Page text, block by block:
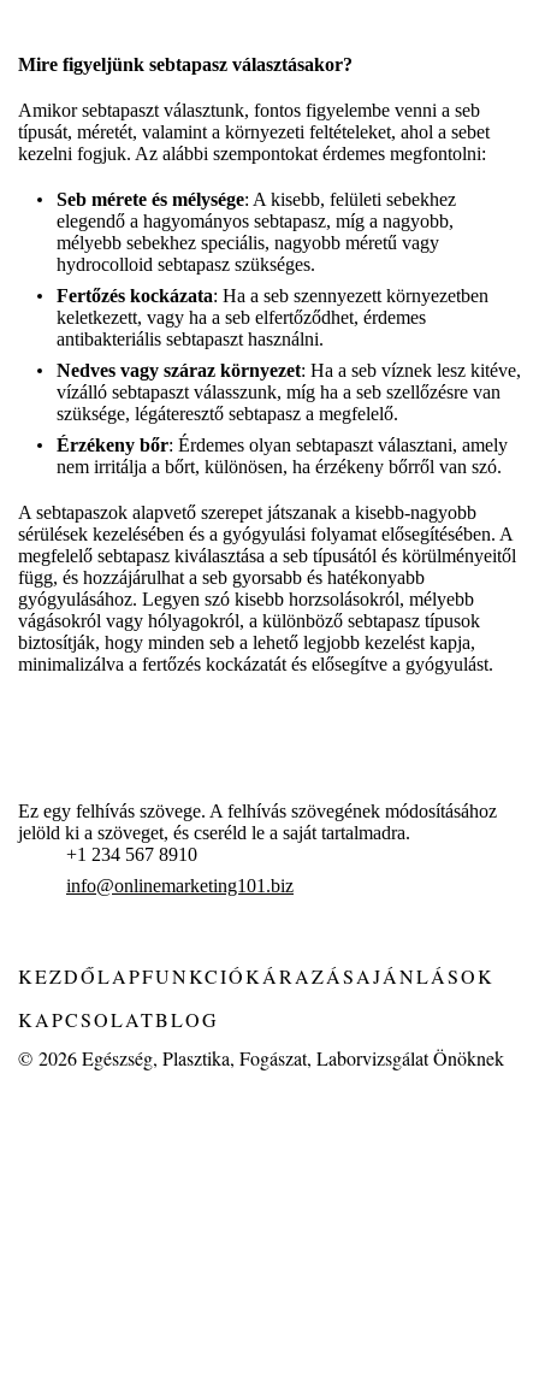
Mire figyeljünk sebtapasz választásakor?
Amikor sebtapaszt választunk, fontos figyelembe venni a seb
típusát, méretét, valamint a környezeti feltételeket, ahol a sebet
kezelni fogjuk. Az alábbi szempontokat érdemes megfontolni:
Seb mérete és mélysége: A kisebb, felületi sebekhez
elegendő a hagyományos sebtapasz, míg a nagyobb,
mélyebb sebekhez speciális, nagyobb méretű vagy
hydrocolloid sebtapasz szükséges.
Fertőzés kockázata: Ha a seb szennyezett környezetben
keletkezett, vagy ha a seb elfertőződhet, érdemes
antibakteriális sebtapaszt használni.
Nedves vagy száraz környezet: Ha a seb víznek lesz kitéve,
vízálló sebtapaszt válasszunk, míg ha a seb szellőzésre van
szüksége, légáteresztő sebtapasz a megfelelő.
Érzékeny bőr: Érdemes olyan sebtapaszt választani, amely
nem irritálja a bőrt, különösen, ha érzékeny bőrről van szó.
A sebtapaszok alapvető szerepet játszanak a kisebb-nagyobb
sérülések kezelésében és a gyógyulási folyamat elősegítésében. A
megfelelő sebtapasz kiválasztása a seb típusától és körülményeitől
függ, és hozzájárulhat a seb gyorsabb és hatékonyabb
gyógyulásához. Legyen szó kisebb horzsolásokról, mélyebb
vágásokról vagy hólyagokról, a különböző sebtapasz típusok
biztosítják, hogy minden seb a lehető legjobb kezelést kapja,
minimalizálva a fertőzés kockázatát és elősegítve a gyógyulást.
Ez egy felhívás szövege. A felhívás szövegének módosításához
jelöld ki a szöveget, és cseréld le a saját tartalmadra.
+1 234 567 8910
info@onlinemarketing101.biz
KEZDŐLAPFUNKCIÓKÁRAZÁSAJÁNLÁSOK
KAPCSOLATBLOG
© 2026Egészség, Plasztika, Fogászat, Laborvizsgálat Önöknek